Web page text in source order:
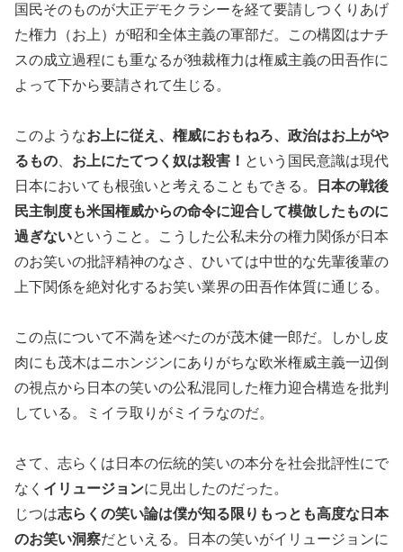
国民そのものが大正デモクラシーを経て要請しつくりあげ
た権力（お上）が昭和全体主義の軍部だ。この構図はナチ
スの成立過程にも重なるが独裁権力は権威主義の田吾作に
よって下から要請されて生じる。
このようなお上に従え、権威におもねろ、政治はお上がや
るもの
お上にたてつく奴は殺害！ という国民意識は現代
日本においても根強いと考えることもできる。
日本の戦後
民主制度も米国権威からの命令に迎合して模倣したものに
過ぎないということ。こうした公私未分の権力関係が日本
のお笑いの批評精神のなさ、ひいては中世的な先輩後輩の
上下関係を絶対化するお笑い業界の田吾作体質に通じる。
この点について不満を述べたのが茂木健一郎だ。しかし皮
肉にも茂木はニホンジンにありがちな欧米権威主義一辺倒
の視点から日本の笑いの公私混同した権力迎合構造を批判
している。ミイラ取りがミイラなのだ。
さて、志らくは日本の伝統的笑いの本分を社会批評性にで
なく イリュージョンに見出したのだった。
じつは志らくの笑い論は僕が知る限りもっとも高度な日本
のお笑い洞察だといえる。日本の笑いがイリュージョンに